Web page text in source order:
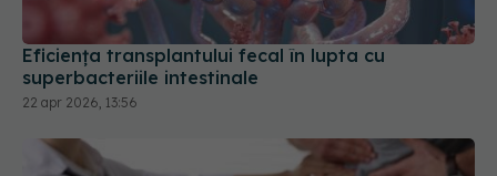
Eficiența transplantului fecal în lupta cu
superbacteriile intestinale
22 apr 2026, 13:56